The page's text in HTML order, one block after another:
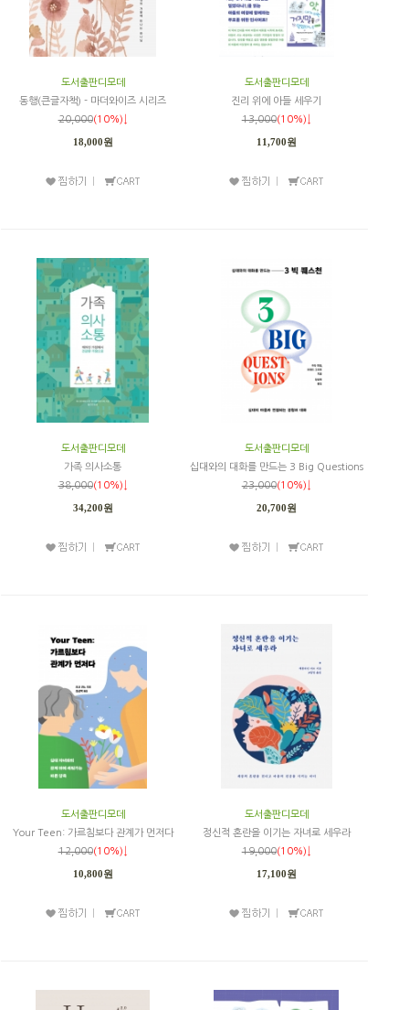
도서출판디모데
동행(큰글자책) - 마더와이즈 시리즈
20,000(10%)↓
18,000원
도서출판디모데
진리 위에 아들 세우기
13,000(10%)↓
11,700원
도서출판디모데
가족 의사소통
38,000(10%)↓
34,200원
도서출판디모데
십대와의 대화를 만드는 3 Big Questions
23,000(10%)↓
20,700원
도서출판디모데
Your Teen: 가르침보다 관계가 먼저다
12,000(10%)↓
10,800원
도서출판디모데
정신적 혼란을 이기는 자녀로 세우라
19,000(10%)↓
17,100원